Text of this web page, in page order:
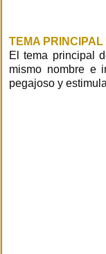
TEMA PRINCIPAL
El tema principal
mismo nombre e
pegajoso y